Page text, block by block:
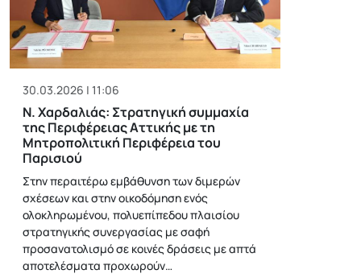
30.03.2026 | 11:06
Ν. Χαρδαλιάς: Στρατηγική συμμαχία
της Περιφέρειας Αττικής με τη
Μητροπολιτική Περιφέρεια του
Παρισιού
Στην περαιτέρω εμβάθυνση των διμερών
σχέσεων και στην οικοδόμηση ενός
ολοκληρωμένου, πολυεπίπεδου πλαισίου
στρατηγικής συνεργασίας με σαφή
προσανατολισμό σε κοινές δράσεις με απτά
αποτελέσματα προχωρούν…